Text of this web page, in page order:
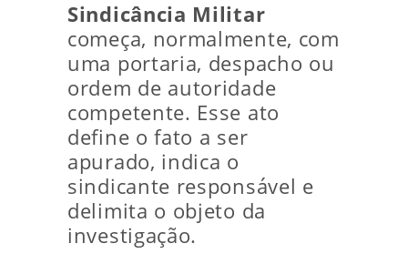
Sindicância Militar
começa, normalmente, com
uma portaria, despacho ou
ordem de autoridade
competente. Esse ato
define o fato a ser
apurado, indica o
sindicante responsável e
delimita o objeto da
investigação.